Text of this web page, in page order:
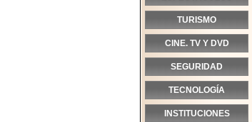
TURISMO
CINE. TV Y DVD
SEGURIDAD
TECNOLOGÍA
INSTITUCIONES